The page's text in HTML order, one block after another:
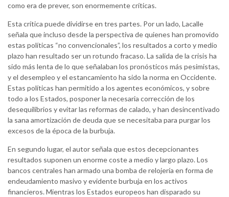
como era de prever, son enormemente críticas.
Esta crítica puede dividirse en tres partes. Por un lado, Lacalle
señala que incluso desde la perspectiva de quienes han promovido
estas políticas “no convencionales”, los resultados a corto y medio
plazo han resultado ser un rotundo fracaso. La salida de la crisis ha
sido más lenta de lo que señalaban los pronósticos más pesimistas,
y el desempleo y el estancamiento ha sido la norma en Occidente.
Estas políticas han permitido a los agentes económicos, y sobre
todo a los Estados, posponer la necesaria corrección de los
desequilibrios y evitar las reformas de calado, y han desincentivado
la sana amortización de deuda que se necesitaba para purgar los
excesos de la época de la burbuja.
En segundo lugar, el autor señala que estos decepcionantes
resultados suponen un enorme coste a medio y largo plazo. Los
bancos centrales han armado una bomba de relojería en forma de
endeudamiento masivo y evidente burbuja en los activos
financieros. Mientras los Estados europeos han disparado su